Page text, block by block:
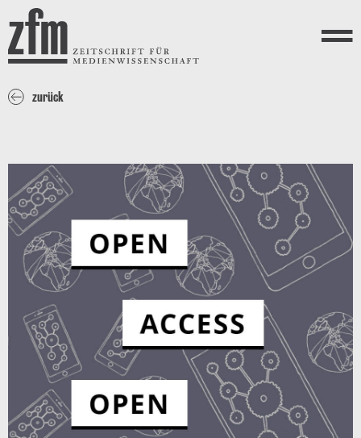
Direkt zum Inhalt
ZEITSCHRIFT FÜR
MEDIENWISSENSCHAFT
Menü
zurück